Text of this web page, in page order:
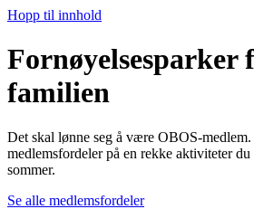
Hopp til innhold
Fornøyelsesparker
familien
Det skal lønne seg å være OBOS-
medlemsfordeler på en rekke aktiviteter
sommer.
Se alle medlemsfordeler